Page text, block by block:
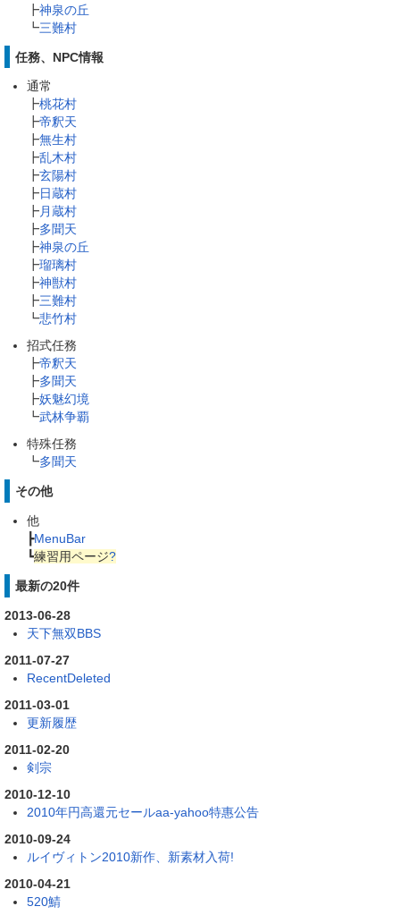
┣神泉の丘
┗三難村
任務、NPC情報
通常
┣桃花村
┣帝釈天
┣無生村
┣乱木村
┣玄陽村
┣日蔵村
┣月蔵村
┣多聞天
┣神泉の丘
┣瑠璃村
┣神獣村
┣三難村
┗悲竹村
招式任務
┣帝釈天
┣多聞天
┣妖魅幻境
┗武林争覇
特殊任務
┗多聞天
その他
他
┣MenuBar
┗練習用ページ?
最新の20件
2013-06-28
天下無双BBS
2011-07-27
RecentDeleted
2011-03-01
更新履歴
2011-02-20
剣宗
2010-12-10
2010年円高還元セールaa-yahoo特惠公告
2010-09-24
ルイヴィトン2010新作、新素材入荷!
2010-04-21
520鯖